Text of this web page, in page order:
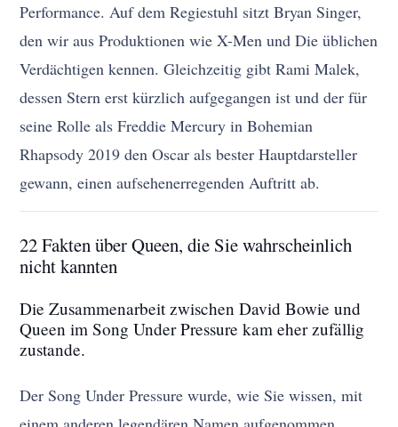
Performance. Auf dem Regiestuhl sitzt Bryan Singer,
den wir aus Produktionen wie X-Men und Die üblichen
Verdächtigen kennen. Gleichzeitig gibt Rami Malek,
dessen Stern erst kürzlich aufgegangen ist und der für
seine Rolle als Freddie Mercury in Bohemian
Rhapsody 2019 den Oscar als bester Hauptdarsteller
gewann, einen aufsehenerregenden Auftritt ab.
22 Fakten über Queen, die Sie wahrscheinlich
nicht kannten
Die Zusammenarbeit zwischen David Bowie und
Queen im Song Under Pressure kam eher zufällig
zustande.
Der Song Under Pressure wurde, wie Sie wissen, mit